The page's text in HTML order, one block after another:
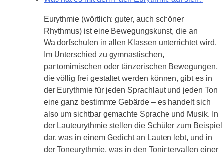
Eurythmie (wörtlich: guter, auch schöner
Rhythmus) ist eine Bewegungskunst, die an
Waldorfschulen in allen Klassen unterrichtet wird.
Im Unterschied zu gymnastischen,
pantomimischen oder tänzerischen Bewegungen,
die völlig frei gestaltet werden können, gibt es in
der Eurythmie für jeden Sprachlaut und jeden Ton
eine ganz bestimmte Gebärde – es handelt sich
also um sichtbar gemachte Sprache und Musik. In
der Lauteurythmie stellen die Schüler zum Beispiel
dar, was in einem Gedicht an Lauten lebt, und in
der Toneurythmie, was in den Tonintervallen einer